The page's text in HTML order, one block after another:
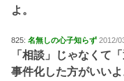
よ。
825: 名無しの心子知らず 2012/
「相談」じゃなくて
事件化した方がいいよ